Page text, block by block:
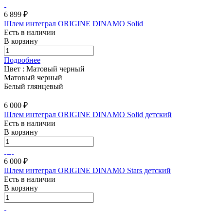
6 899 ₽
Шлем интеграл ORIGINE DINAMO Solid
Есть в наличии
В корзину
Подробнее
Цвет : Матовый черный
Матовый черный
Белый глянцевый
6 000 ₽
Шлем интеграл ORIGINE DINAMO Solid детский
Есть в наличии
В корзину
6 000 ₽
Шлем интеграл ORIGINE DINAMO Stars детский
Есть в наличии
В корзину